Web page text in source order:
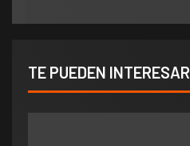
TE PUEDEN INTERESAR